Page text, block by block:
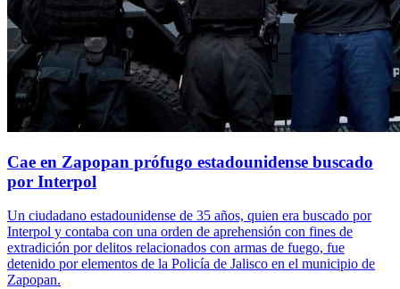
Cae en Zapopan prófugo estadounidense buscado
por Interpol
Un ciudadano estadounidense de 35 años, quien era buscado por
Interpol y contaba con una orden de aprehensión con fines de
extradición por delitos relacionados con armas de fuego, fue
detenido por elementos de la Policía de Jalisco en el municipio de
Zapopan.